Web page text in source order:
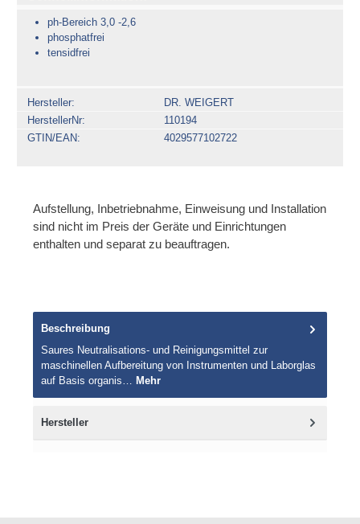
ph-Bereich 3,0 -2,6
phosphatfrei
tensidfrei
Hersteller
DR. WEIGERT
HerstellerNr
110194
GTIN/EAN
4029577102722
Aufstellung, Inbetriebnahme, Einweisung und Installation
sind nicht im Preis der Geräte und Einrichtungen
enthalten und separat zu beauftragen.
Beschreibung
Saures Neutralisations- und Reinigungsmittel zur
maschinellen Aufbereitung von Instrumenten und Laborglas
auf Basis organis… Mehr
Hersteller